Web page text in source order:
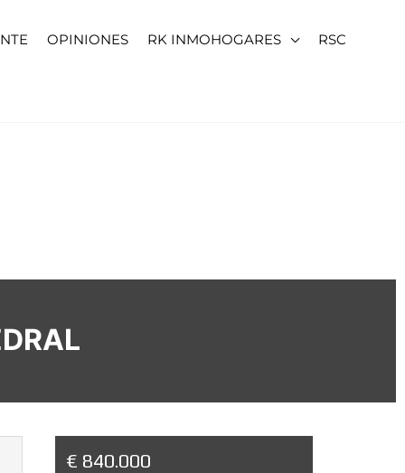
OPINIONES RK INMOHOGARES RSC
€ 840.000